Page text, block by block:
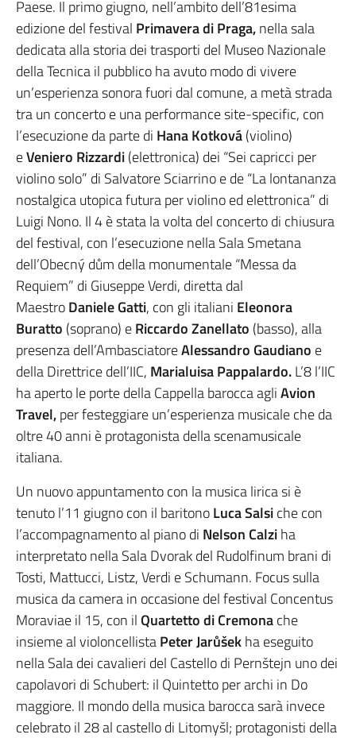
Paese. Il primo giugno, nell’ambito dell’81esima
edizione del festival Primavera di Praga,nella sala
dedicata alla storia dei trasporti del Museo Nazionale
della Tecnica il pubblico ha avuto modo di vivere
un’esperienza sonora fuori dal comune, a metà strada
tra un concerto e una performance site-specific, con
l’esecuzione da parte di Hana Kotková(violino)
eVeniero Rizzardi(elettronica) dei “Sei capricci per
violino solo” di Salvatore Sciarrino e de “La lontananza
nostalgica utopica futura per violino ed elettronica” di
Luigi Nono. Il 4 è stata la volta del concerto di chiusura
del festival, con l’esecuzione nella Sala Smetana
dell’Obecný dům della monumentale “Messa da
Requiem” di Giuseppe Verdi, diretta dal
MaestroDaniele Gatti, con gli italiani Eleonora
Buratto (soprano) eRiccardo Zanellato (basso), alla
presenza dell’AmbasciatoreAlessandro Gaudiano e
della Direttrice dell’IIC, Marialuisa Pappalardo.L’8 l’IIC
ha aperto le porte della Cappella barocca agliAvion
Travel,per festeggiare un’esperienza musicale che da
oltre 40 anni è protagonista della scenamusicale
italiana.
Un nuovo appuntamento con la musica lirica si è
tenuto l’11 giugno con il baritonoLuca Salsiche con
l’accompagnamento al piano di Nelson Calziha
interpretato nella Sala Dvorak del Rudolfinum brani di
Tosti, Mattucci, Listz, Verdi e Schumann. Focus sulla
musica da camera in occasione del festival Concentus
Moraviae il 15, con ilQuartetto di Cremonache
insieme al violoncellistaPeter Jarůšekha eseguito
nella Sala dei cavalieri del Castello di Pernštejn uno dei
capolavori di Schubert: il Quintetto per archi in Do
maggiore. Il mondo della musica barocca sarà invece
celebrato il 28 al castello di Litomyšl; protagonisti della